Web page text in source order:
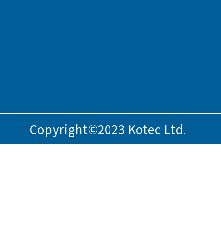
Copyright©2023 Kotec Ltd.